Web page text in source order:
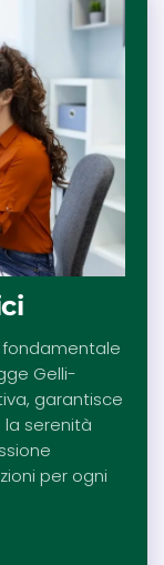
fondamentale
Gelli-
garantisce
serenità
per ogni